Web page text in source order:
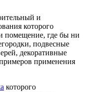
и
которого
помещение, где бы ни
подвесные
декоративные
применения
которого